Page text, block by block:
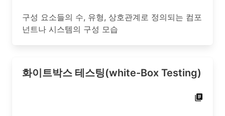
구성 요소들의 수, 유형, 상호관계로 정의되는 컴포
넌트나 시스템의 구성 모습
화이트박스 테스팅(white-Box Testing)